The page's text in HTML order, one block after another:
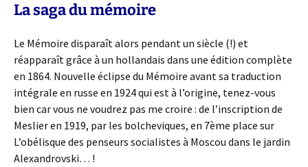
La saga du mémoire
Le Mémoire disparaît alors pendant un siècle (!) et
réapparaît grâce à un hollandais dans une édition complète
en 1864. Nouvelle éclipse du Mémoire avant sa traduction
intégrale en russe en 1924 qui est à l’origine, tenez-vous
bien car vous ne voudrez pas me croire : de l’inscription de
Meslier en 1919, par les bolcheviques, en 7ème place sur
L’obélisque des penseurs socialistes à Moscou dans le jardin
Alexandrovski… !